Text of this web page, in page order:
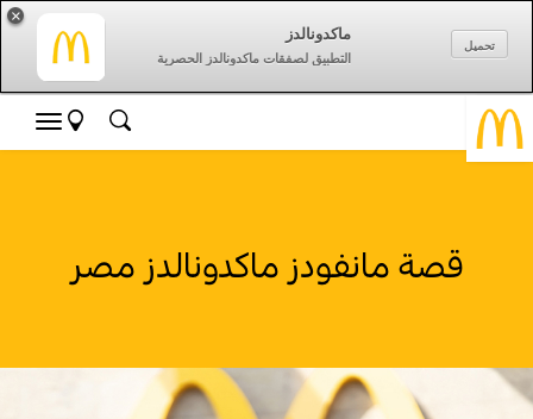
ماكدونالدز
التطبيق لصفقات ماكدونالدز الحصرية
تحميل
×
قصة مانفودز ماكدونالدز مصر